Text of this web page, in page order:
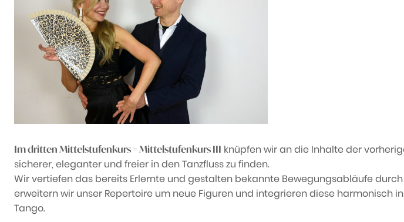
Im dritten Mittelstufenkurs = Mittelstufenkurs III knüpfen wir an die Inhalte der
sicherer, eleganter und freier in den Tanzfluss zu finden.
Wir vertiefen das bereits Erlernte und gestalten bekannte Bewegungsabläufe
erweitern wir unser Repertoire um neue Figuren und integrieren diese harmonisch
Tango.